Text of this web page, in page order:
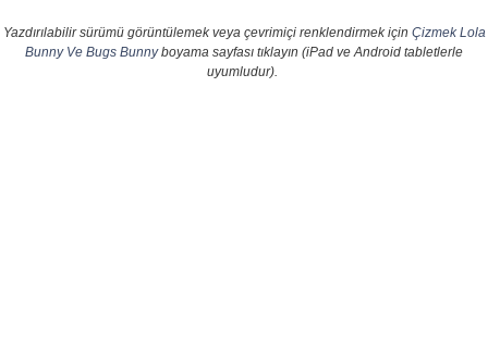
Yazdırılabilir sürümü görüntülemek veya çevrimiçi renklendirmek için Çizmek Lola
Bunny Ve Bugs Bunnyboyama sayfası tıklayın (iPad ve Android tabletlerle
uyumludur).